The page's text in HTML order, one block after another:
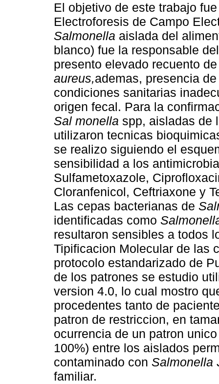
El objetivo de este trabajo
Electroforesis de Campo
Salmonella aislada del
blanco) fue la responsable
presento elevado recuento
aureus,ademas, presencia
condiciones sanitarias
origen fecal. Para la
Sal monella spp, aisladas de
utilizaron tecnicas
se realizo siguiendo el
sensibilidad a los
Sulfametoxazole,
Cloranfenicol, Ceftriaxone y
Las cepas bacterianas de
identificadas como
resultaron sensibles a todos
Tipificacion Molecular de las
protocolo estandarizado de
de los patrones se estudio
version 4.0, lo cual mostro
procedentes tanto de
patron de restriccion, en
ocurrencia de un patron
100%) entre los aislados
contaminado con Salmonella
familiar.